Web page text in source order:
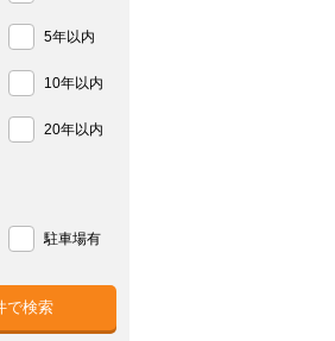
5年以内
10年以内
20年以内
駐車場有